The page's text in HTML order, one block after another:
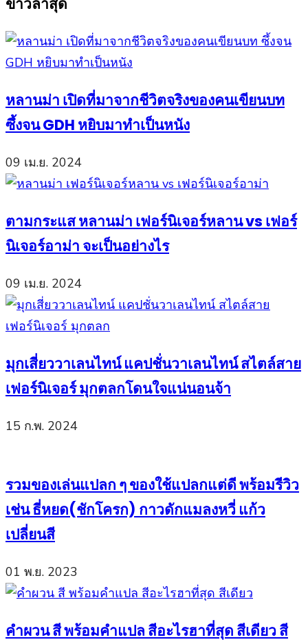
หลานม่า เปิดที่มาจากชีวิตจริงของคนเขียนบท
ซึ้งจน GDH หยิบมาทำเป็นหนัง
09 เม.ย. 2024
ตามกระแส หลานม่า เฟอร์นิเจอร์หลาน vs เฟอร์
นิเจอร์อาม่า จะเป็นอย่างไร
09 เม.ย. 2024
มุกเสี่ยววาเลนไทน์ แคปชั่นวาเลนไทน์ สไตล์สาย
เฟอร์นิเจอร์ มุกตลกโดนใจแน่นอนจ้า
15 ก.พ. 2024
รวมของเล่นแปลก ๆ ของใช้แปลกแต่ดี พร้อมรีวิว
เช่น ธี่หยด(ชักโครก) กาวดักแมลงหวี่ แก้ว
เปลี่ยนสี
01 พ.ย. 2023
คำผวน สี พร้อมคำแปล สีอะไรฮาที่สุด สีเดียว สี